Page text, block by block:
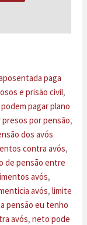
paga
e prisão civil
pagar plano
por pensão
dos avós
contra avós
de pensão entre
avós
avós, limite
pensão eu tenho
avós, neto pode